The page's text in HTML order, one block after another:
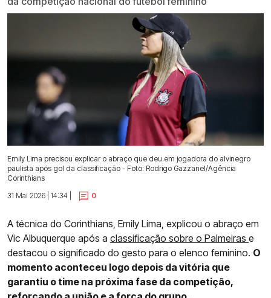
Emily Lima precisou explicar o abraço que deu em jogadora do alvinegro
paulista após gol da classificação - Foto: Rodrigo Gazzanel/Agência
Corinthians
31 Mai 2026 | 14:34 |
0
A técnica do Corinthians, Emily Lima, explicou o abraço em
Vic Albuquerque após a classificação sobre o Palmeiras e
destacou o significado do gesto para o elenco feminino. O
momento aconteceu logo depois da vitória que
garantiu o time na próxima fase da competição,